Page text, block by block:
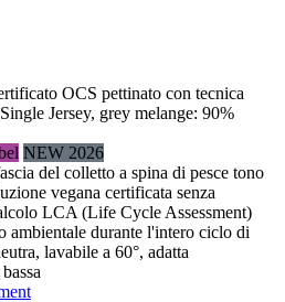
OCS pettinato con tecnica
Jersey, grey melange: 90%
NEW 2026
del colletto a spina di pesce tono
vegana certificata senza
LCA (Life Cycle Assessment)
ambientale durante l'intero ciclo di
lavabile a 60°, adatta